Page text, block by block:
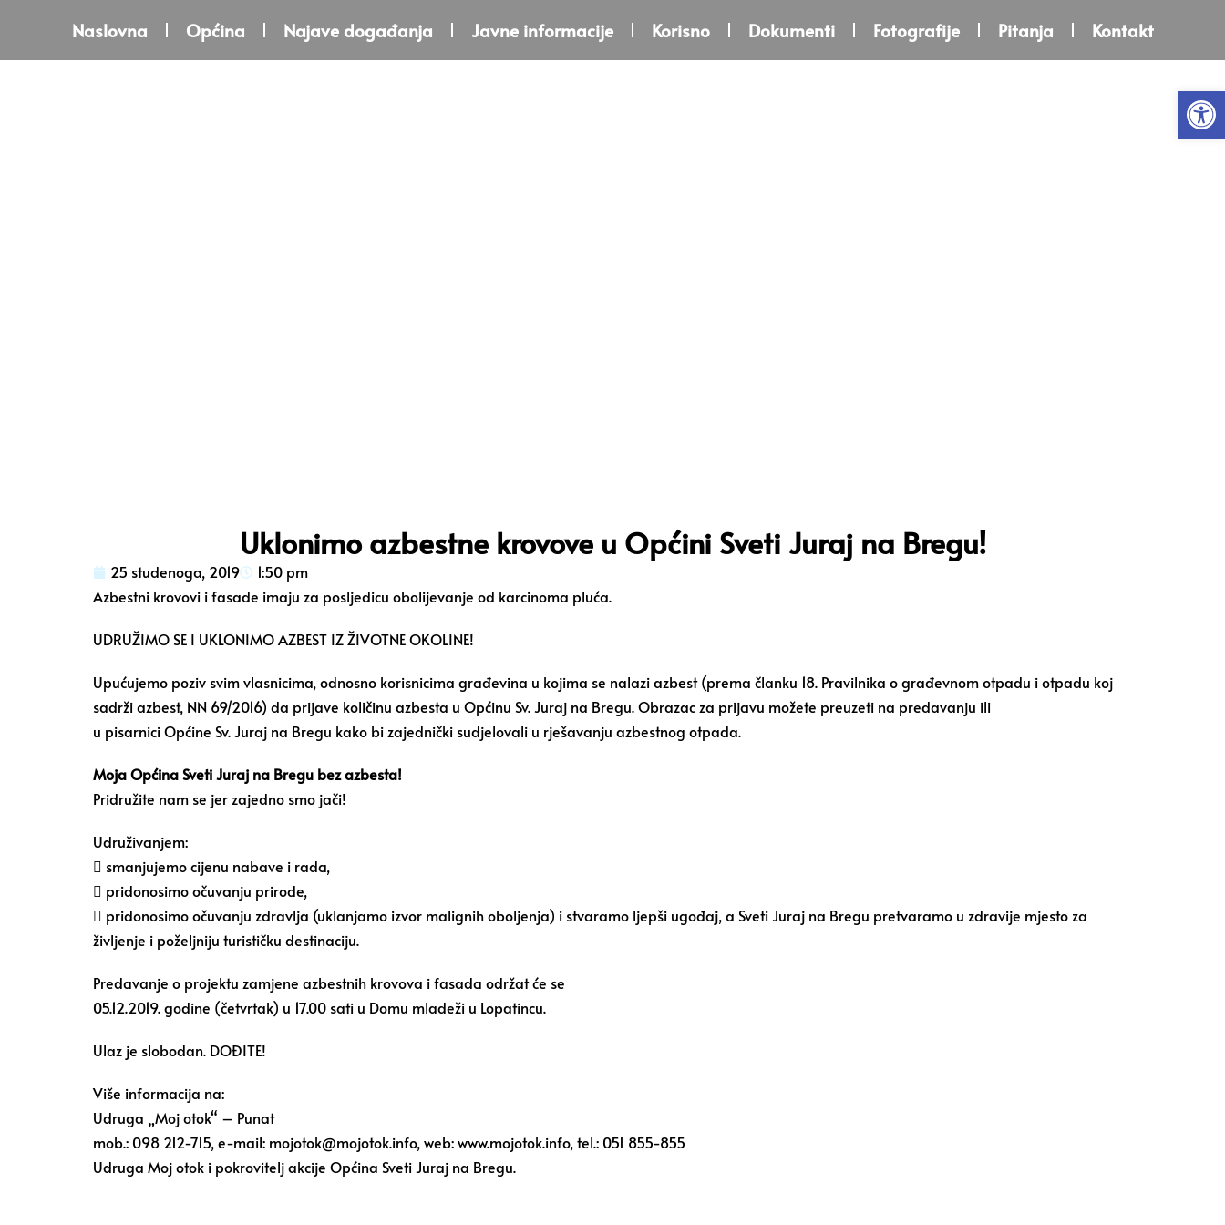
Naslovna Općina Najave događanja Javne informacije Korisno Dokumenti Fotografije Pitanja Kontakt
Uklonimo azbestne krovove u Općini Sveti Juraj na Bregu!
25 studenoga, 2019
1:50 pm
Azbestni krovovi i fasade imaju za posljedicu obolijevanje od karcinoma pluća.
UDRUŽIMO SE I UKLONIMO AZBEST IZ ŽIVOTNE OKOLINE!
Upućujemo poziv svim vlasnicima, odnosno korisnicima građevina u kojima se nalazi azbest (prema članku 18. Pravilnika o građevnom otpadu i otpadu koj
sadrži azbest, NN 69/2016) da prijave količinu azbesta u Općinu Sv. Juraj na Bregu. Obrazac za prijavu možete preuzeti na predavanju ili
u pisarnici Općine Sv. Juraj na Bregu kako bi zajednički sudjelovali u rješavanju azbestnog otpada.
Moja Općina Sveti Juraj na Bregu bez azbesta!
Pridružite nam se jer zajedno smo jači!
Udruživanjem:
 smanjujemo cijenu nabave i rada,
 pridonosimo očuvanju prirode,
 pridonosimo očuvanju zdravlja (uklanjamo izvor malignih oboljenja) i stvaramo ljepši ugođaj, a Sveti Juraj na Bregu pretvaramo u zdravije mjesto za
življenje i poželjniju turističku destinaciju.
Predavanje o projektu zamjene azbestnih krovova i fasada održat će se
05.12.2019. godine (četvrtak) u 17.00 sati u Domu mladeži u Lopatincu.
Ulaz je slobodan. DOĐITE!
Više informacija na:
Udruga „Moj otok“ – Punat
mob.: 098 212-715, e-mail: mojotok@mojotok.info, web: www.mojotok.info, tel.: 051 855-855
Udruga Moj otok i pokrovitelj akcije Općina Sveti Juraj na Bregu.